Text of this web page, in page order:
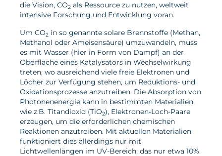
Elektrolyse
Leistungen
Entwicklung
Herstellungsverfahren
Mess- und Prüfverfahren
Beratung und Studien
Modellierung & Simulation
Karriere
die Vision, CO2 als Ressource zu nutzen, weltweit
intensive Forschung und Entwicklung voran.
Um CO2 in so genannte solare Brennstoffe (Methan,
Methanol oder Ameisensäure) umzuwandeln, muss
es mit Wasser (hier in Form von Dampf) an der
Oberfläche eines Katalysators in Wechselwirkung
treten, wo ausreichend viele freie Elektronen und
Löcher zur Verfügung stehen, um Reduktions- und
Oxidationsprozesse anzutreiben. Die Absorption von
Photonenenergie kann in bestimmten Materialien,
wie z.B. Titandioxid (TiO2), Elektronen-Loch-Paare
erzeugen, um die erforderlichen chemischen
Reaktionen anzutreiben. Mit aktuellen Materialien
funktioniert dies allerdings nur mit
Lichtwellenlängen im UV-Bereich, das nur etwa 10%